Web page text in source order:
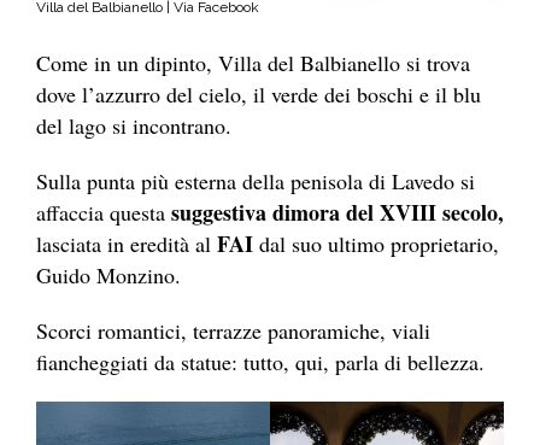
Villa del Balbianello | Via Facebook
Come in un dipinto, Villa del Balbianello si trova
dove l’azzurro del cielo, il verde dei boschi e il blu
del lago si incontrano.
Sulla punta più esterna della penisola di Lavedo si
affaccia questa suggestiva dimora del XVIII secolo,
lasciata in eredità al FAI dal suo ultimo proprietario,
Guido Monzino.
Scorci romantici, terrazze panoramiche, viali
fiancheggiati da statue: tutto, qui, parla di bellezza.